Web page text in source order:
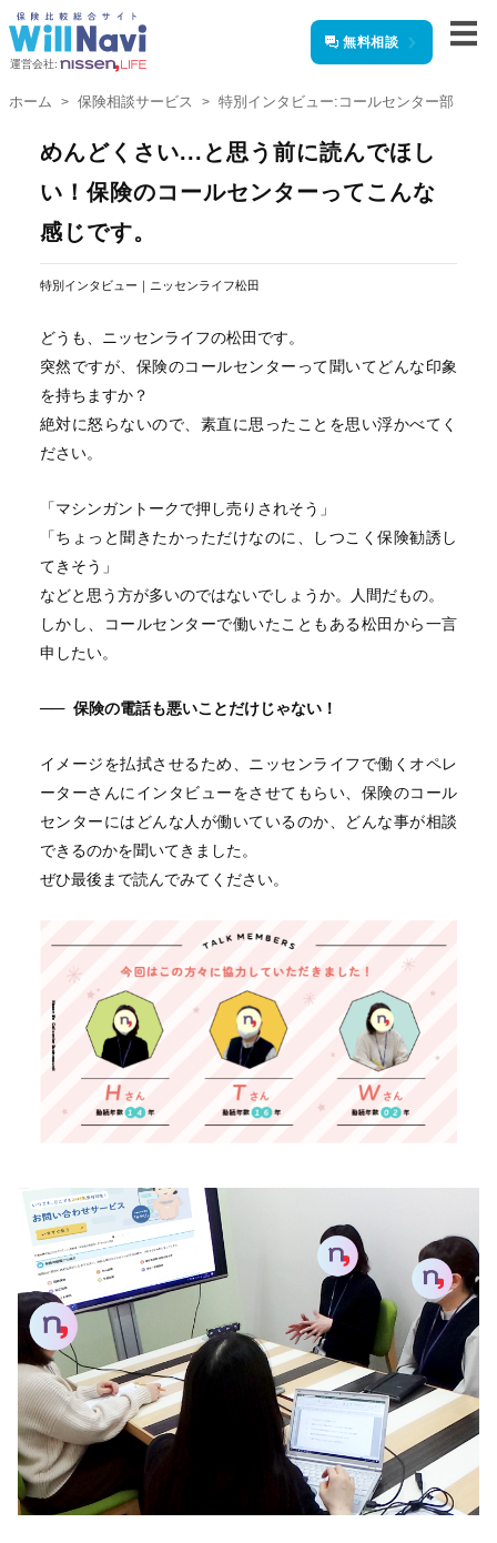
運営会社:
無料相談
ホーム 保険相談サービス 特別インタビュー:コールセンター部
めんどくさい...と思う前に読んでほし
い！保険のコールセンターってこんな
感じです。
特別インタビュー ニッセンライフ松田
どうも、ニッセンライフの松田です。
突然ですが、保険のコールセンターって聞いてどんな印象
を持ちますか？
絶対に怒らないので、素直に思ったことを思い浮かべてく
ださい。
「マシンガントークで押し売りされそう」
「ちょっと聞きたかっただけなのに、しつこく保険勧誘し
てきそう」
などと思う方が多いのではないでしょうか。人間だもの。
しかし、コールセンターで働いたこともある松田から一言
申したい。
── 保険の電話も悪いことだけじゃない！
イメージを払拭させるため、ニッセンライフで働くオペレ
ーターさんにインタビューをさせてもらい、保険のコール
センターにはどんな人が働いているのか、どんな事が相談
できるのかを聞いてきました。
ぜひ最後まで読んでみてください。